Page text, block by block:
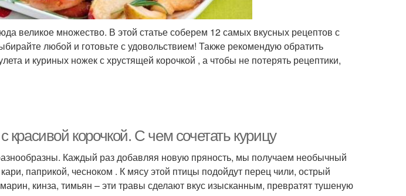
великое множество. В этой статье соберем 12 самых вкусных рецептов с
любой и готовьте с удовольствием! Также рекомендую обратить
и куриных ножек с хрустящей корочкой , а чтобы не потерять рецептики,
красивой корочкой. С чем сочетать курицу
Каждый раз добавляя новую пряность, мы получаем необычный
паприкой, чесноком . К мясу этой птицы подойдут перец чили, острый
кинза, тимьян – эти травы сделают вкус изысканным, превратят тушеную